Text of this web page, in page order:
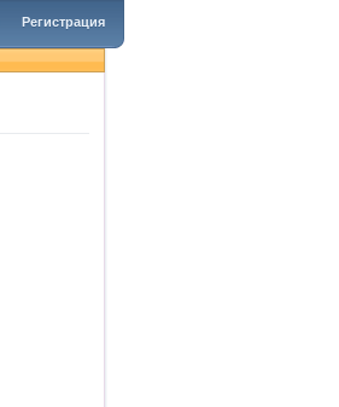
Регистрация